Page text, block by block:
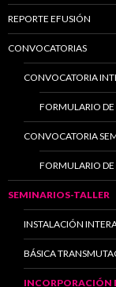
REPORTE EFUSIÓN
CONVOCATORIAS
CONVOCATORIA
FORMULARIO DE
CONVOCATORIA
FORMULARIO DE
SEMINARIOS-TALLER
INSTALACIÓN
BÁSICA
INCORPORACIÓN